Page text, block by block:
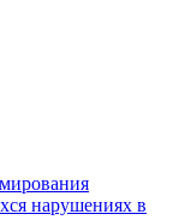
нарушениях в